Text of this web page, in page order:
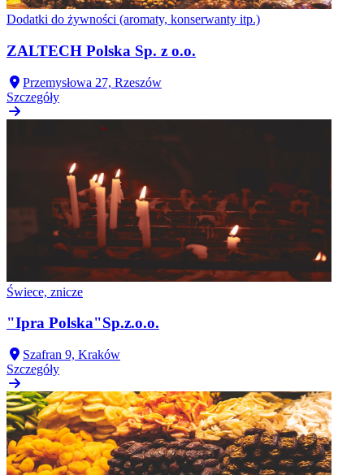
Dodatki do żywności (aromaty, konserwanty itp.)
ZALTECH Polska Sp. z o.o.
Przemysłowa 27, Rzeszów
Szczegóły
Świece, znicze
"Ipra Polska"Sp.z.o.o.
Szafran 9, Kraków
Szczegóły